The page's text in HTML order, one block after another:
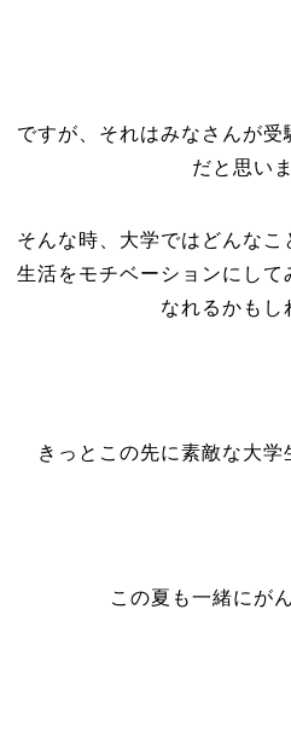
ですが、それはみなさんが
だと思い
そんな時、大学ではどんな
生活をモチベーションにして
なれるかもし
きっとこの先に素敵な大学
この夏も一緒にが